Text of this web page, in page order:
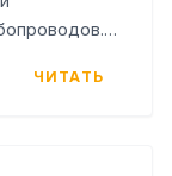
ЧИТАТЬ